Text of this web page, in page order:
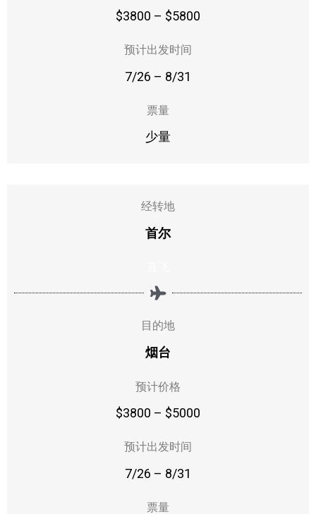
$3800 – $5800
预计出发时间
7/26 – 8/31
票量
少量
经转地
首尔
目的地
烟台
预计价格
$3800 – $5000
预计出发时间
7/26 – 8/31
票量